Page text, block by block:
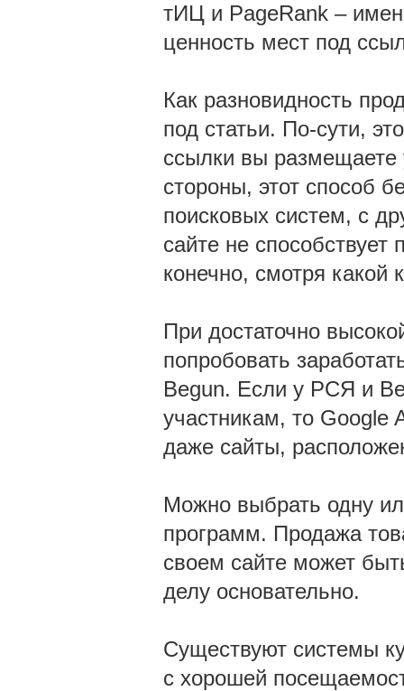
тИЦ и PageRank –
ценность мест под
Как разновидность
под статьи. По-сути,
ссылки вы
стороны, этот способ
поисковых систем, с
сайте не
конечно, смотря какой
При достаточно
попробовать
Begun. Если у РСЯ и
участникам, то Google
даже сайты,
Можно выбрать одну
программ. Продажа
своем сайте может
делу основательно.
Существуют системы
с хорошей